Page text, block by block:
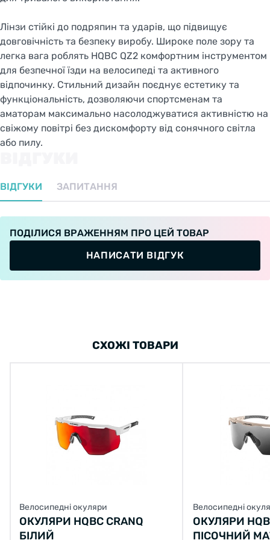
Лінзи стійкі до подряпин та ударів, що підвищує
довговічність та безпеку виробу. Широке поле зору та
легка вага роблять HQBC QZ2 комфортним інструментом
для безпечної їзди на велосипеді та активного
відпочинку. Стильний дизайн поєднує естетику та
функціональність, дозволяючи спортсменам та
аматорам максимально насолоджуватися активністю на
свіжому повітрі без дискомфорту від сонячного світла
або пилу.
ВІДГУКИ ЗАПИТАННЯ
ПОДІЛИСЯ ВРАЖЕННЯМ ПРО ЦЕЙ ТОВАР
НАПИСАТИ ВІДГУК
СХОЖІ ТОВАРИ
Велосипедні окуляри
ОКУЛЯРИ HQBC CRANQ
БІЛИЙ
Велосипедні
ОКУЛЯРИ
ПІСОЧНИЙ